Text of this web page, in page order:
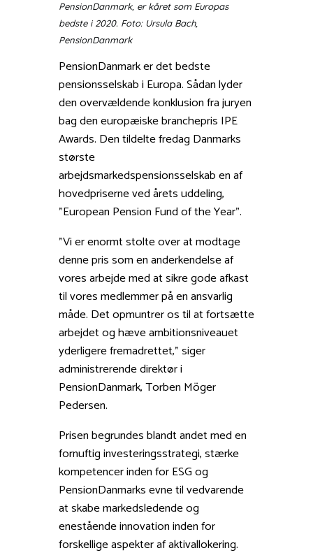
PensionDanmark, er kåret som Europas
bedste i 2020. Foto: Ursula Bach,
PensionDanmark
PensionDanmark er det bedste
pensionsselskab i Europa. Sådan lyder
den overvældende konklusion fra juryen
bag den europæiske branchepris IPE
Awards. Den tildelte fredag Danmarks
største
arbejdsmarkedspensionsselskab en af
hovedpriserne ved årets uddeling,
”European Pension Fund of the Year”.
”Vi er enormt stolte over at modtage
denne pris som en anderkendelse af
vores arbejde med at sikre gode afkast
til vores medlemmer på en ansvarlig
måde. Det opmuntrer os til at fortsætte
arbejdet og hæve ambitionsniveauet
yderligere fremadrettet,” siger
administrerende direktør i
PensionDanmark, Torben Möger
Pedersen.
Prisen begrundes blandt andet med en
fornuftig investeringsstrategi, stærke
kompetencer inden for ESG og
PensionDanmarks evne til vedvarende
at skabe markedsledende og
enestående innovation inden for
forskellige aspekter af aktivallokering.